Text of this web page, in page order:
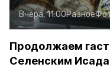
Вчера, 11:00Разное
Продолжаем
Селенским